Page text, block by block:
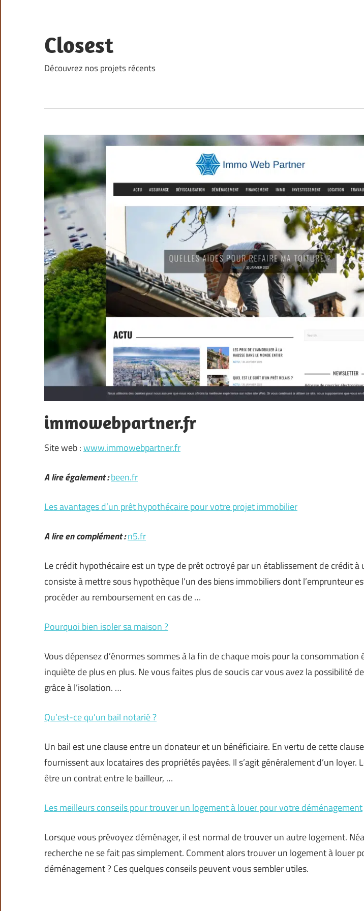
content
Closest
Découvrez nos projets récents
immowebpartner.fr
Site web :www.immowebpartner.fr
A lire également :been.fr
Les avantages d’un prêt hypothécaire pour votre projet immobilier
A lire en complément :n5.fr
Le crédit hypothécaire est un type de prêt octroyé par un établissement de crédit à
consiste à mettre sous hypothèque l’un des biens immobiliers dont l’emprunteur
procéder au remboursement en cas de …
Pourquoi bien isoler sa maison ?
Vous dépensez d’énormes sommes à la fin de chaque mois pour la consommation
inquiète de plus en plus. Ne vous faites plus de soucis car vous avez la possibilité
grâce à l’isolation. …
Qu’est-ce qu’un bail notarié ?
Un bail est une clause entre un donateur et un bénéficiaire. En vertu de cette
fournissent aux locataires des propriétés payées. Il s’agit généralement d’un loyer.
être un contrat entre le bailleur, …
Les meilleurs conseils pour trouver un logement à louer pour votre déménagement
Lorsque vous prévoyez déménager, il est normal de trouver un autre logement.
recherche ne se fait pas simplement. Comment alors trouver un logement à louer
déménagement ? Ces quelques conseils peuvent vous sembler utiles.